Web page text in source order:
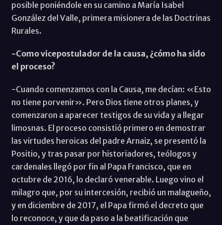
posible poniéndole en su camino a María Isabel
González del Valle, primera misionera de las Doctrinas
Rurales.
-Como vicepostulador de la causa, ¿cómo ha sido
el proceso?
-Cuando comenzamos con la Causa, me decían: «Esto
no tiene porvenir». Pero Dios tiene otros planes, y
comenzaron a aparecer testigos de su vida y a llegar
limosnas. El proceso consistió primero en demostrar
las virtudes heroicas del padre Arnaiz, se presentó la
Positio, y tras pasar por historiadores, teólogos y
cardenales llegó por fin al Papa Francisco, que en
octubre de 2016, lo declaró venerable. Luego vino el
milagro que, por su intercesión, recibió un malagueño,
y en diciembre de 2017, el Papa firmó el decreto que
lo reconoce, y que da paso a la beatificación que